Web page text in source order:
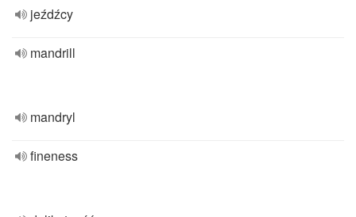
jeźdźcy
mandrill
mandryl
fineness